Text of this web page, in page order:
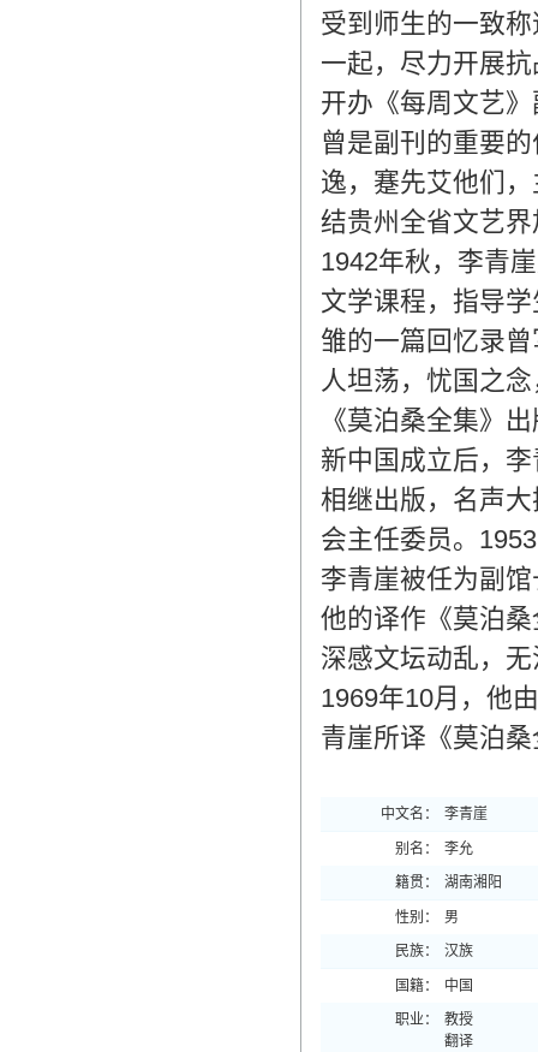
受到师生的一致
一起，尽力开展
开办《每周文艺
曾是副刊的重要
逸，蹇先艾他们
结贵州全省文艺
1942年秋，李青
文学课程，指导
雏的一篇回忆录
人坦荡，忧国之
《莫泊桑全集》
新中国成立后，
相继出版，名声
会主任委员。
李青崖被任为副
他的译作《莫泊
深感文坛动乱，
1969年10月，他
青崖所译《莫泊
中文名： 李青崖
别名：
李允
籍贯：
湖南湘阳
性别：
男
民族：
汉族
国籍：
中国
职业：
教授
翻译